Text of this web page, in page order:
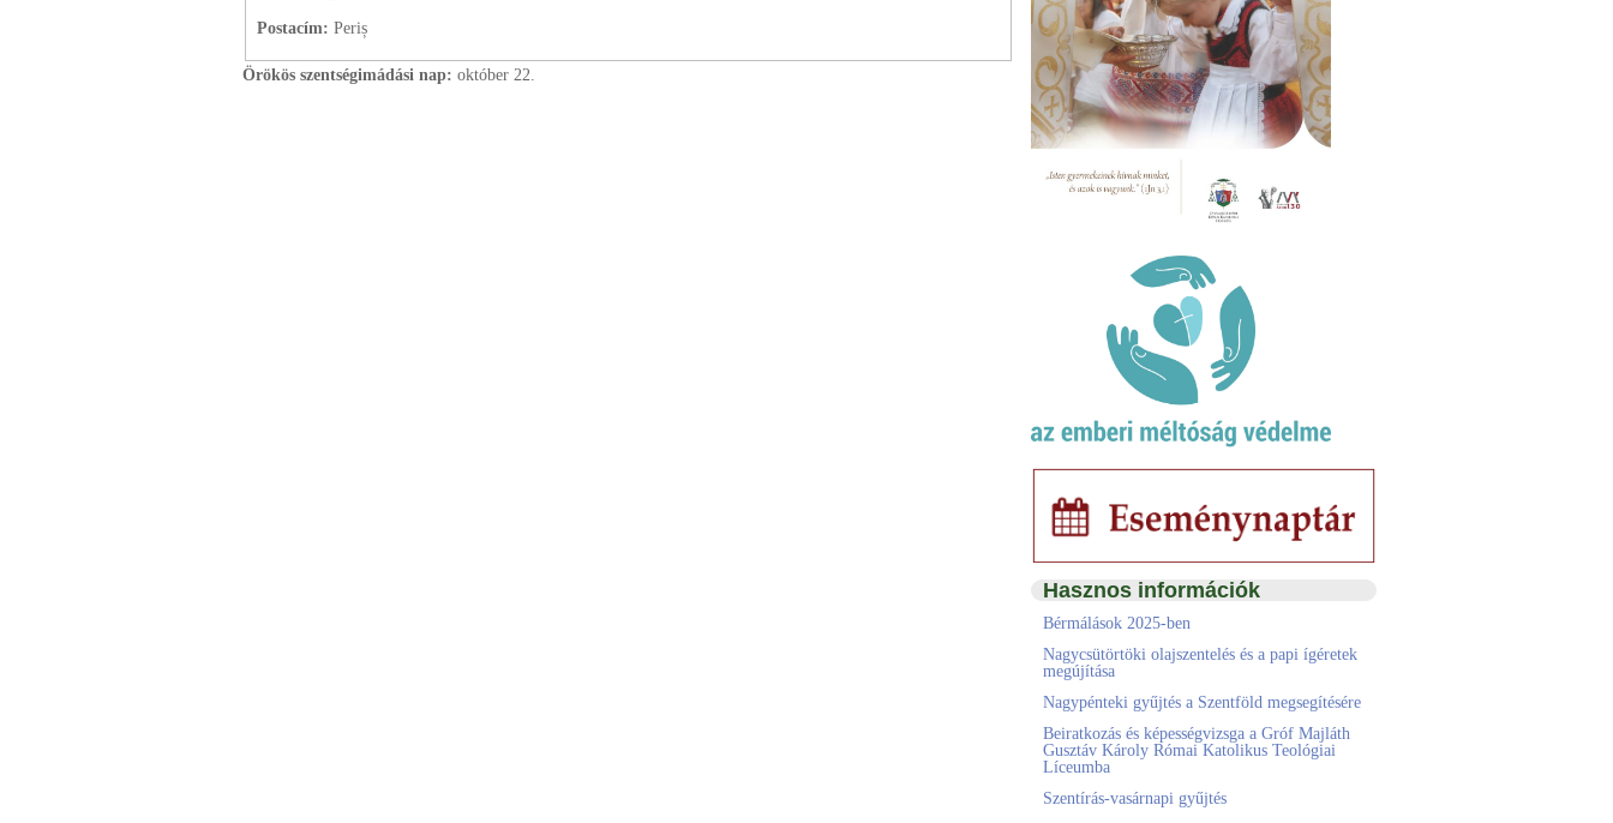
Postacím: Periș
Örökös szentségimádási nap: október 22.
Hasznos információk
Bérmálások 2025-ben
Nagycsütörtöki olajszentelés és a papi ígéretek
megújítása
Nagypénteki gyűjtés a Szentföld megsegítésére
Beiratkozás és képességvizsga a Gróf Majláth
Gusztáv Károly Római Katolikus Teológiai
Líceumba
Szentírás-vasárnapi gyűjtés